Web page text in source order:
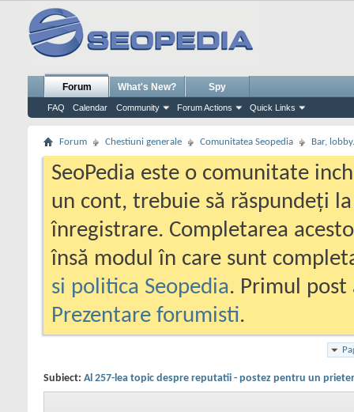
Forum
FAQ Calendar Community Forum Actions Quick Links
What's New? Spy
Forum Chestiuni generale Comunitatea Seopedia Bar,
SeoPedia este o comunitate
un cont, trebuie să răspundeți
înregistrare. Completarea
însă modul în care sunt
si politica Seopedia. Primul
Prezentare forumisti.
Subiect: Al 257-lea topic despre reputatii - postez pentru un